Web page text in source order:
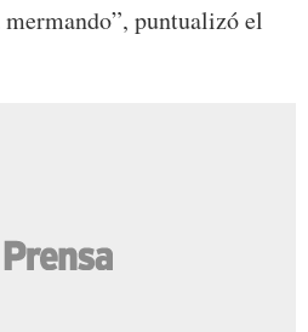
puntualizó el